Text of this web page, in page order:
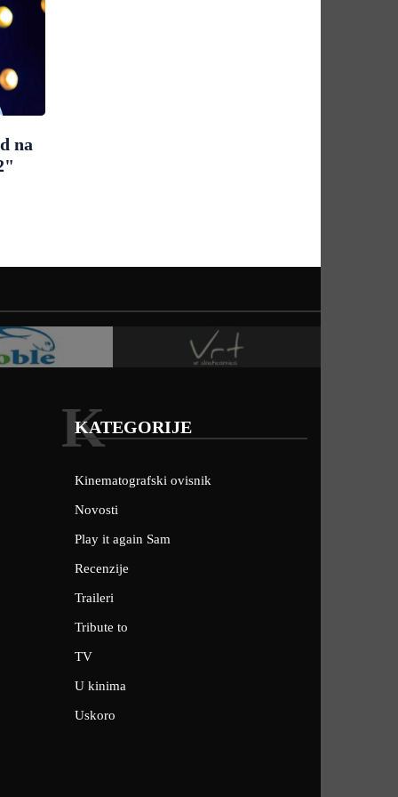
na
KATEGORIJE
K
Kinematografski ovisnik
Novosti
Play it again Sam
Recenzije
Traileri
Tribute to
TV
U kinima
Uskoro